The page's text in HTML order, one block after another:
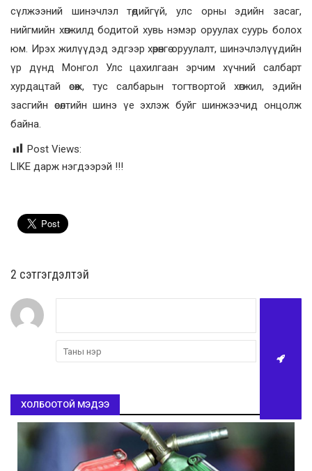
сүлжээний шинэчлэл төдийгүй, улс орны эдийн засаг,
нийгмийн хөгжилд бодитой хувь нэмэр оруулах суурь болох
юм. Ирэх жилүүдэд эдгээр хөрөнгө оруулалт, шинэчлэлүүдийн
үр дүнд Монгол Улс цахилгаан эрчим хүчний салбарт
хурдацтай өсөж, тус салбарын тогтвортой хөгжил, эдийн
засгийн өсөлтийн шинэ үе эхлэж буйг шинжээчид онцолж
байна.
Post Views:
LIKE дарж нэгдээрэй !!!
2 cэтгэгдэлтэй
ХОЛБООТОЙ МЭДЭЭ